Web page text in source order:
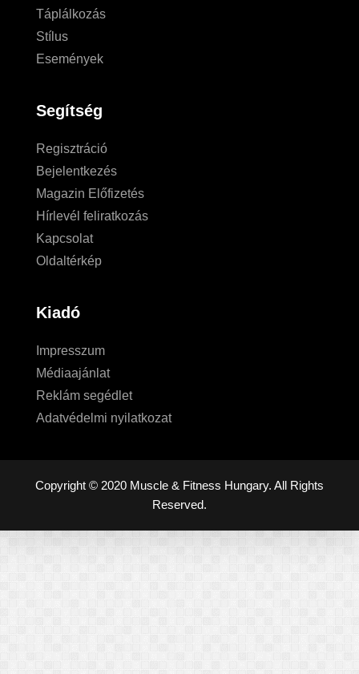
Táplálkozás
Stílus
Események
Segítség
Regisztráció
Bejelentkezés
Magazin Előfizetés
Hírlevél feliratkozás
Kapcsolat
Oldaltérkép
Kiadó
Impresszum
Médiaajánlat
Reklám segédlet
Adatvédelmi nyilatkozat
Copyright © 2020 Muscle & Fitness Hungary. All Rights
Reserved.